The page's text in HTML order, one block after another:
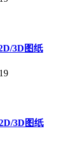
3D图纸
3D图纸